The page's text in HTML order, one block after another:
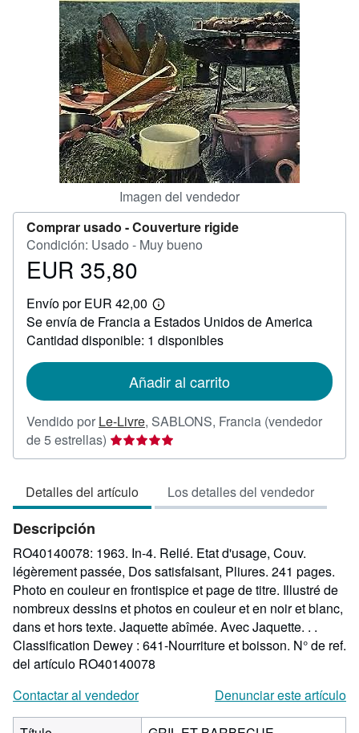
CERRAR
Imagen del vendedor
Comprar usado -Couverture rigide
Condición: Usado - Muy bueno
Precio
35,80
EUR 35,80
Envío por EUR 42,00
Más
información
sobre
las
envío
Se envía de Francia a Estados Unidos de America
Cantidad disponible: 1 disponibles
Añadir al carrito
Vendido por Le-Livre, SABLONS, Francia (vendedor
de 5 estrellas) Calificación
del
5
de
estrellas
Detalles del artículo Los detalles del vendedor
Descripción
RO40140078: 1963. In-4. Relié. Etat d'usage, Couv.
légèrement passée, Dos satisfaisant, Pliures. 241 pages.
Photo en couleur en frontispice et page de titre. Illustré de
nombreux dessins et photos en couleur et en noir et blanc,
dans et hors texte. Jaquette abîmée. Avec Jaquette. . .
Classification Dewey : 641-Nourriture et boisson. N° de ref.
del artículo RO40140078
Contactar al vendedor
Denunciar este artículo